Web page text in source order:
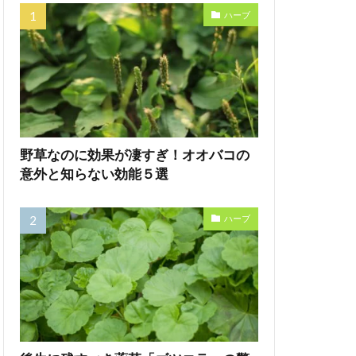
ハーブ
野草なのに効果が凄すぎ！オオバコの
意外と知らない効能５選
ハーブ